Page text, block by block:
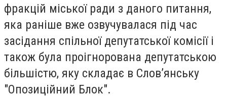
фракцій міської ради з даного питання,
яка раніше вже озвучувалася під час
засідання спільної депутатської комісії і
також була проігнорована депутатською
більшістю, яку складає в Слов’янську
"Опозиційний Блок".